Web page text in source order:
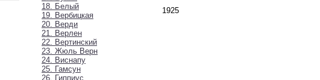
18. Белый
19. Вербицкая
20. Верди
21. Верлен
22. Вертинский
23. Жюль Верн
24. Виснапу
25. Гамсун
26. Гиппиус
1925